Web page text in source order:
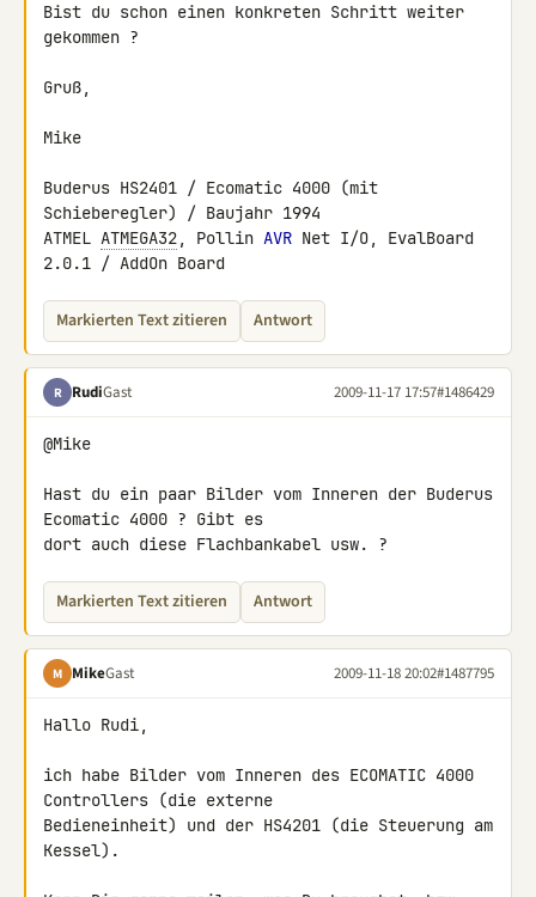
Bist du schon einen konkreten Schritt weiter
gekommen ?
Gruß,
Mike
Buderus HS2401 / Ecomatic 4000 (mit
Schieberegler) / Baujahr 1994
ATMEL ATMEGA32, Pollin AVR Net I/O, EvalBoard
2.0.1 / AddOn Board
Markierten Text zitieren Antwort
R RudiGast 2009-11-17 17:57#1486429
@Mike
Hast du ein paar Bilder vom Inneren der Buderus
Ecomatic 4000 ? Gibt es
dort auch diese Flachbankabel usw. ?
Markierten Text zitieren Antwort
M MikeGast 2009-11-18 20:02#1487795
Hallo Rudi,
ich habe Bilder vom Inneren des ECOMATIC 4000
Controllers (die externe
Bedieneinheit) und der HS4201 (die Steuerung am
Kessel).